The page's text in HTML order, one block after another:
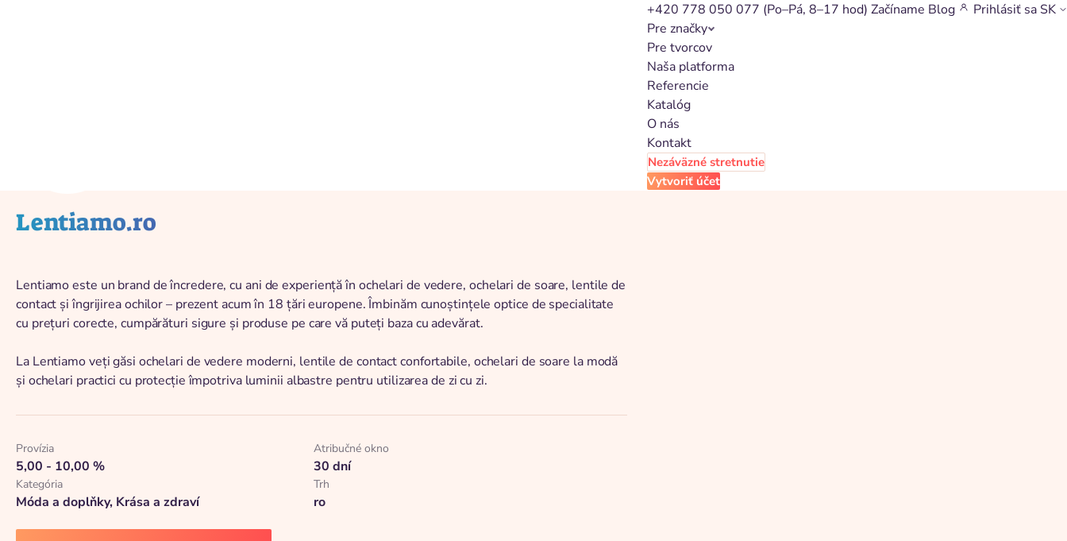
+420 778 050 077 (Po–Pá, 8–17 hod) Začíname Blog Prihlásiť sa SK
Pre značky
Pre tvorcov
Naša platforma
Referencie
Katalóg
O nás
Kontakt
Nezáväzné stretnutie
Vytvoriť účet
Lentiamo.ro
Lentiamo este un brand de încredere, cu ani de experiență în ochelari de vedere, ochelari de soare, lentile de
contact și îngrijirea ochilor – prezent acum în 18 țări europene. Îmbinăm cunoștințele optice de specialitate
cu prețuri corecte, cumpărături sigure și produse pe care vă puteți baza cu adevărat.
La Lentiamo veți găsi ochelari de vedere moderni, lentile de contact confortabile, ochelari de soare la modă
și ochelari practici cu protecție împotriva luminii albastre pentru utilizarea de zi cu zi.
Provízia
5,00 - 10,00 %
Atribučné okno
30 dní
Kategória
Móda a doplňky, Krása a zdraví
Trh
ro